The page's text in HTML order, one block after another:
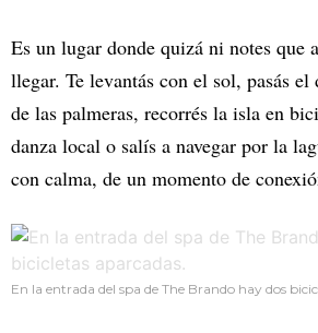
Es un lugar donde quizá ni notes que
llegar. Te levantás con el sol, pasás
de las palmeras, recorrés la isla en
danza local o salís a navegar por la
con calma, de un momento de
En la entrada del spa de The Brando hay dos